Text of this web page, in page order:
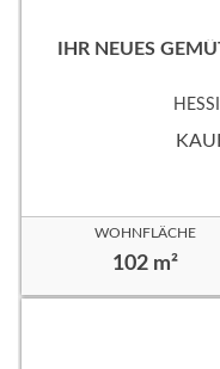
IHR NEUES
WOHNFLÄCHE
102 m²